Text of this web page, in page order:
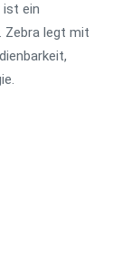
ist ein
Zebra legt mit